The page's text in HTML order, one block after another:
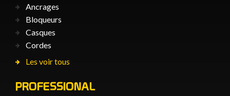
Ancrages
Bloqueurs
Casques
Cordes
Les voir tous
PROFESSIONAL